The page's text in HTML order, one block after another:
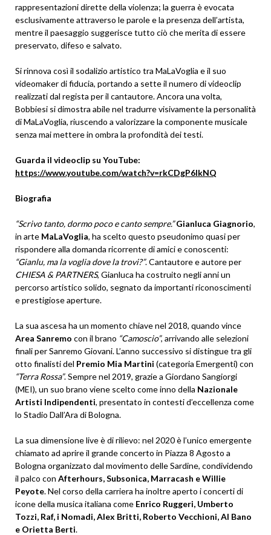
rappresentazioni dirette della violenza; la guerra è evocata
esclusivamente attraverso le parole e la presenza dell’artista,
mentre il paesaggio suggerisce tutto ciò che merita di essere
preservato, difeso e salvato.
Si rinnova così il sodalizio artistico tra MaLaVoglia e il suo
videomaker di fiducia, portando a sette il numero di videoclip
realizzati dal regista per il cantautore. Ancora una volta,
Bobbiesi si dimostra abile nel tradurre visivamente la personalità
di MaLaVoglia, riuscendo a valorizzare la componente musicale
senza mai mettere in ombra la profondità dei testi.
Guarda il videoclip su YouTube:
https://www.youtube.com/watch?v=rkCDgP6IkNQ
Biografia
“Scrivo tanto, dormo poco e canto sempre.” Gianluca Giagnorio,
in arte MaLaVoglia, ha scelto questo pseudonimo quasi per
rispondere alla domanda ricorrente di amici e conoscenti:
“Gianlu, ma la voglia dove la trovi?”. Cantautore e autore per
CHIESA & PARTNERS, Gianluca ha costruito negli anni un
percorso artistico solido, segnato da importanti riconoscimenti
e prestigiose aperture.
La sua ascesa ha un momento chiave nel 2018, quando vince
Area Sanremo con il brano “Camoscio”, arrivando alle selezioni
finali per Sanremo Giovani. L’anno successivo si distingue tra gli
otto finalisti del Premio Mia Martini (categoria Emergenti) con
“Terra Rossa”. Sempre nel 2019, grazie a Giordano Sangiorgi
(MEI), un suo brano viene scelto come inno della Nazionale
Artisti Indipendenti, presentato in contesti d’eccellenza come
lo Stadio Dall’Ara di Bologna.
La sua dimensione live è di rilievo: nel 2020 è l’unico emergente
chiamato ad aprire il grande concerto in Piazza 8 Agosto a
Bologna organizzato dal movimento delle Sardine, condividendo
il palco con Afterhours, Subsonica, Marracash e Willie
Peyote. Nel corso della carriera ha inoltre aperto i concerti di
icone della musica italiana come Enrico Ruggeri, Umberto
Tozzi, Raf, i Nomadi, Alex Britti, Roberto Vecchioni, Al Bano
e Orietta Berti.